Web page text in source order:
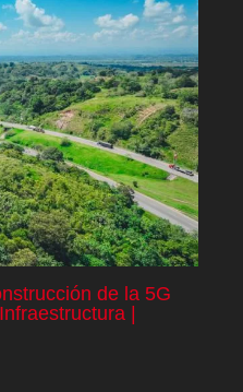
de la 5G
|